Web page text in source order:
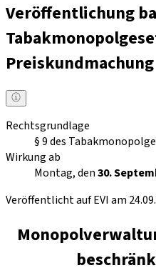
Veröffentlichung
Preiskundmachung
Rechtsgrundlage
§ 9 des
Wirkung ab
Montag, den30.
Veröffentlicht auf EVI am